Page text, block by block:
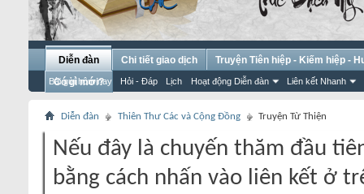
Diễn đàn
Bài gửi hôm nay Hỏi - Đáp Lịch Hoạt động Diễn đàn Liên kết Nhanh
Chi tiết giao dịch
Truyện Tiên hiệp - Kiếm hiệp -
Có gì mới?
Diễn đàn Thiên Thư Các và Cộng Đồng Truyện Từ Thiện
Nếu đây là chuyến thăm đầu
bằng cách nhấn vào liên kết ở